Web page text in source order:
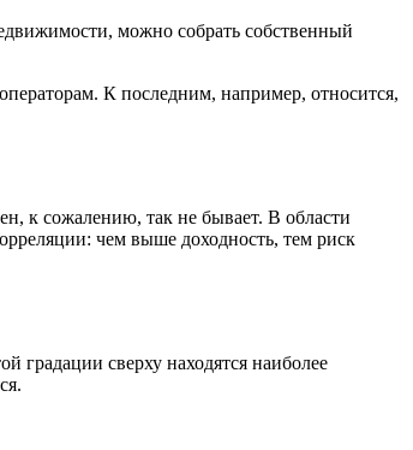
можно собрать собственный
К последним, например, относится,
к сожалению, так не бывает. В области
чем выше доходность, тем риск
градации сверху находятся наиболее